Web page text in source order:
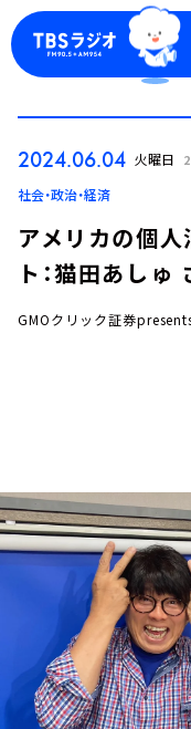
お知らせ
イベント・グ
YouTube
会社情報
2024.06.04 火曜日
社会・政治・経済
アメリカの個人
ト：猫田あしゅ
GMOクリック証券